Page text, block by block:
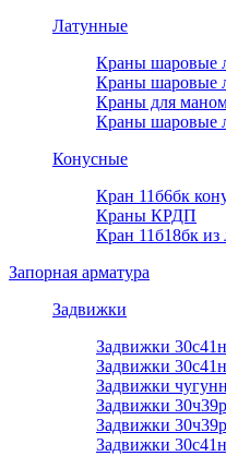
Латунные
Краны шаровые
Краны шаровые
Краны для
Краны шаровые
Конусные
Кран 11б6бк
Краны КРДП
Кран 11б18бк из
Запорная арматура
Задвижки
Задвижки
Задвижки
Задвижки
Задвижки
Задвижки
Задвижки